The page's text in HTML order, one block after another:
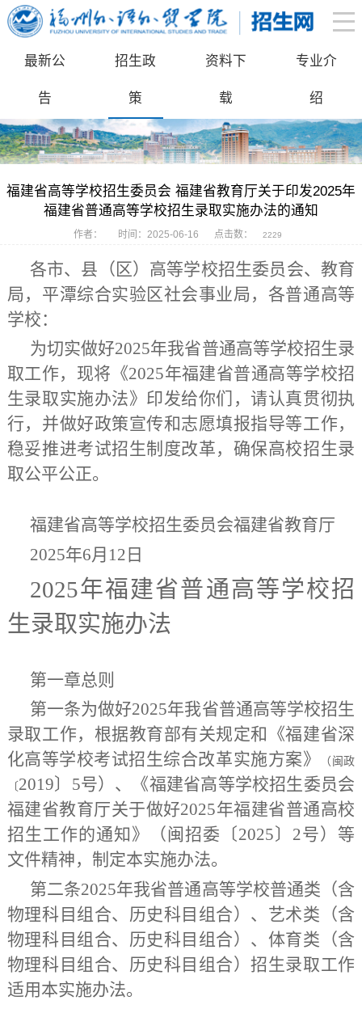
最新公
告
招生政
策
资料下
载
专业介
绍
福建省高等学校招生委员会 福建省教育厅关于印发2025年
福建省普通高等学校招生录取实施办法的通知
作者： 时间：2025-06-16 点击数： 2229
各市、县（区）高等学校招生委员会、教育
局，平潭综合实验区社会事业局，各普通高等
学校：
为切实做好2025年我省普通高等学校招生录
取工作，现将《2025年福建省普通高等学校招
生录取实施办法》印发给你们，请认真贯彻执
行，并做好政策宣传和志愿填报指导等工作，
稳妥推进考试招生制度改革， 确保高校招生录
取公平公正。
福建省高等学校招生委员会福建省教育厅
2025年6月 12 日
2025年福建省普通高等学校招
生录取实施办法
第一章总则
第一条为做好2025年我省普通高等学校招生
录取工作，根据教育部有关规定和《福建省深
化高等学校考试招生综合改革实施方案》
（闽政
〔 2019〕5号）、《福建省高等学校招生委员会
福建省教育厅关于做好2025年福建省普通高校
招生工作的通知》（闽招委〔 2025 〕 2号） 等
文件精神，制定本实施办法。
第二条2025年我省普通高等学校普通类（含
物理科目组合、历史科目组合） 、艺术类（含
物理科目组合、历史科目组合）、体育类（含
物理科目组合、历史科目组合）招生录取工作
适用本实施办法。